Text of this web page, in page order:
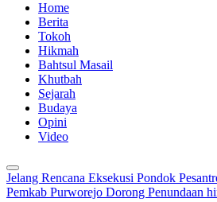
Home
Berita
Tokoh
Hikmah
Bahtsul Masail
Khutbah
Sejarah
Budaya
Opini
Video
Jelang Rencana Eksekusi Pondok
Pemkab Purworejo Dorong Penundaan